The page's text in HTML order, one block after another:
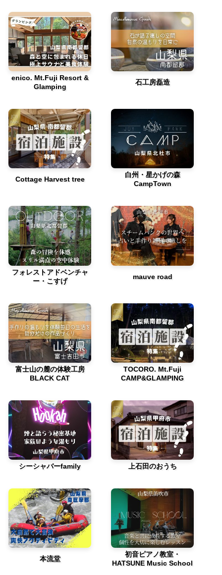
enico. Mt.Fuji Resort &
Glamping
石工房磊造
Cottage Harvest tree
白州・星かげの森
CampTown
フォレストアドベンチャ
ー・こすげ
mauve road
富士山の麓の体験工房
BLACK CAT
TOCORO. Mt.Fuji
CAMP&GLAMPING
シーシャバーfamily 上石田のおうち
本流堂
初音ピアノ教室・
HATSUNE Music School